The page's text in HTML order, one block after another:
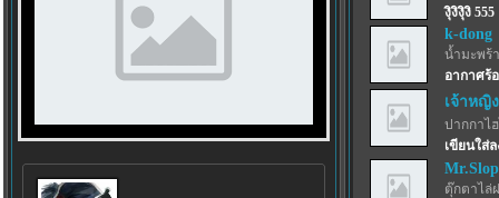
งุิงิงุิงิ 555
k-dong
น้ำมะพร้
อากาศร้
เจ้าหญิ
ปากกาไ
เขียนใส่
ตุ๊กตาไล่